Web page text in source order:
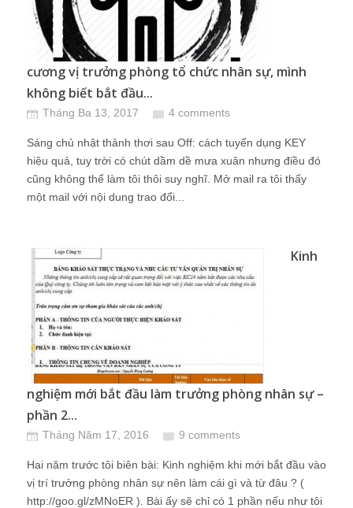
cương vị trưởng phòng tổ chức nhân sự, mình
không biết bắt đầu...
Tháng Ba 13, 2017 4 comments
Sáng chủ nhật thảnh thơi sau Off: cách tuyển dụng KEY
hiệu quả, tuy trời có chút dầm dề mưa xuân nhưng điều đó
cũng không thể làm tôi thôi suy nghĩ. Mở mail ra tôi thấy
một mail với nội dung trao đổi...
Kinh
nghiệm mới bắt đầu làm trưởng phòng nhân sự –
phần 2...
Tháng Năm 17, 2016 9 comments
Hai năm trước tôi biên bài: Kinh nghiệm khi mới bắt đầu vào
vị trí trưởng phòng nhân sự nên làm cái gì và từ đâu ? (
http://goo.gl/zMNoER ). Bài ấy sẽ chỉ có 1 phần nếu như tôi